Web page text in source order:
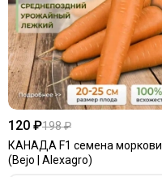
120 ₽198 ₽
КАНАДА F1 семена моркови
(Bejo | Alexagro)